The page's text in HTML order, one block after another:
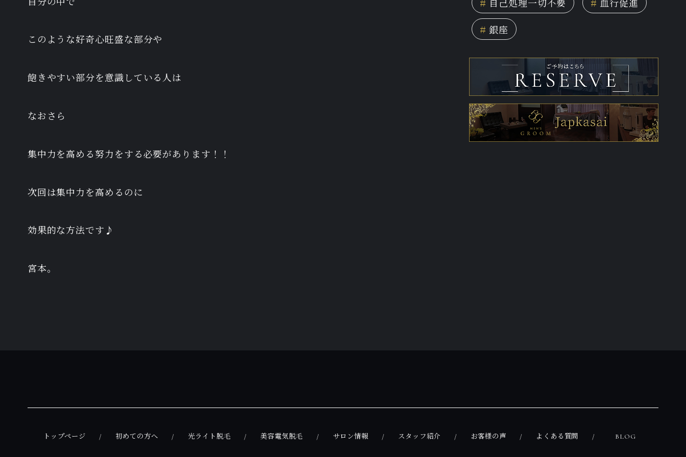
このような好奇心旺盛な部分や
飽きやすい部分を意識している人は
なおさら
集中力を高める努力をする必要があります！！
次回は集中力を高めるのに
効果的な方法です♪
宮本。
# 自己処理一切不要 # 血行促進
# 銀座
トップページ 初めての方へ 光ライト脱毛 美容電気脱毛 サロン情報 スタッフ紹介 お客様の声 よくある質問 BLOG